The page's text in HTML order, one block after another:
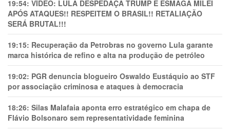
19:54: VÍDEO: LULA DESPEDAÇA TRUMP E ESMAGA MILEI
APÓS ATAQUES!! RESPEITEM O BRASIL!! RETALIAÇÃO
SERÁ BRUTAL!!!
19:15: Recuperação da Petrobras no governo Lula garante
marca histórica de refino e alta na produção de petróleo
19:02: PGR denuncia blogueiro Oswaldo Eustáquio ao STF
por associação criminosa e ataques à democracia
18:26: Silas Malafaia aponta erro estratégico em chapa de
Flávio Bolsonaro sem representatividade feminina